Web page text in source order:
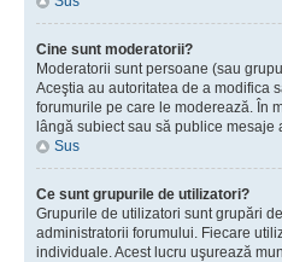
Cine sunt moderatorii?
Moderatorii sunt persoane (sau
Aceştia au autoritatea de a modifica
forumurile pe care le moderează. În
lângă subiect sau să publice mesaje
Sus
Ce sunt grupurile de utilizatori?
Grupurile de utilizatori sunt grupări
administratorii forumului. Fiecare
individuale. Acest lucru uşurează